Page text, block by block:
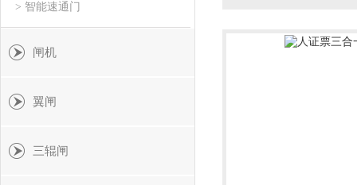
> 智能速通门
闸机
翼闸
三辊闸